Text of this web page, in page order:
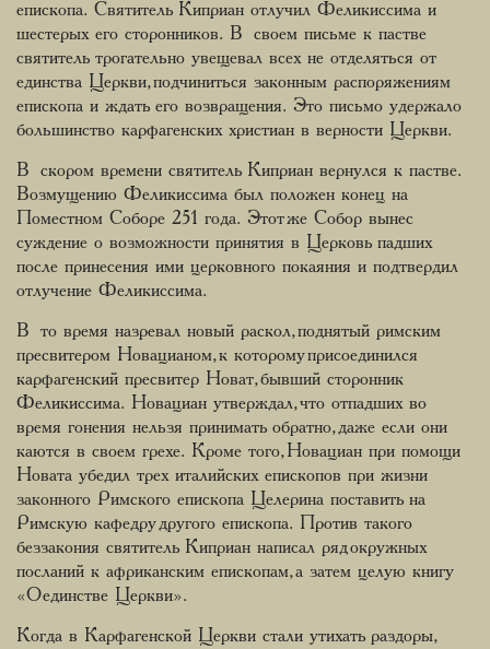
епископа. Святитель Киприан отлучил Феликиссима и
шестерых его сторонников. В своем письме к пастве
святитель трогательно увещевал всех не отделяться от
единства Церкви, подчиниться законным распоряжениям
епископа и ждать его возвращения. Это письмо удержало
большинство карфагенских христиан в верности Церкви.
В скором времени святитель Киприан вернулся к пастве.
Возмущению Феликиссима был положен конец на
Поместном Соборе 251 года. Этот же Собор вынес
суждение о возможности принятия в Церковь падших
после принесения ими церковного покаяния и подтвердил
отлучение Феликиссима.
В то время назревал новый раскол, поднятый римским
пресвитером Новацианом, к которому присоединился
карфагенский пресвитер Новат, бывший сторонник
Феликиссима. Новациан утверждал, что отпадших во
время гонения нельзя принимать обратно, даже если они
каются в своем грехе. Кроме того, Новациан при помощи
Новата убедил трех италийских епископов при жизни
законного Римского епископа Целерина поставить на
Римскую кафедру другого епископа. Против такого
беззакония святитель Киприан написал ряд окружных
посланий к африканским епископам, а затем целую книгу
«О единстве Церкви».
Когда в Карфагенской Церкви стали утихать раздоры,